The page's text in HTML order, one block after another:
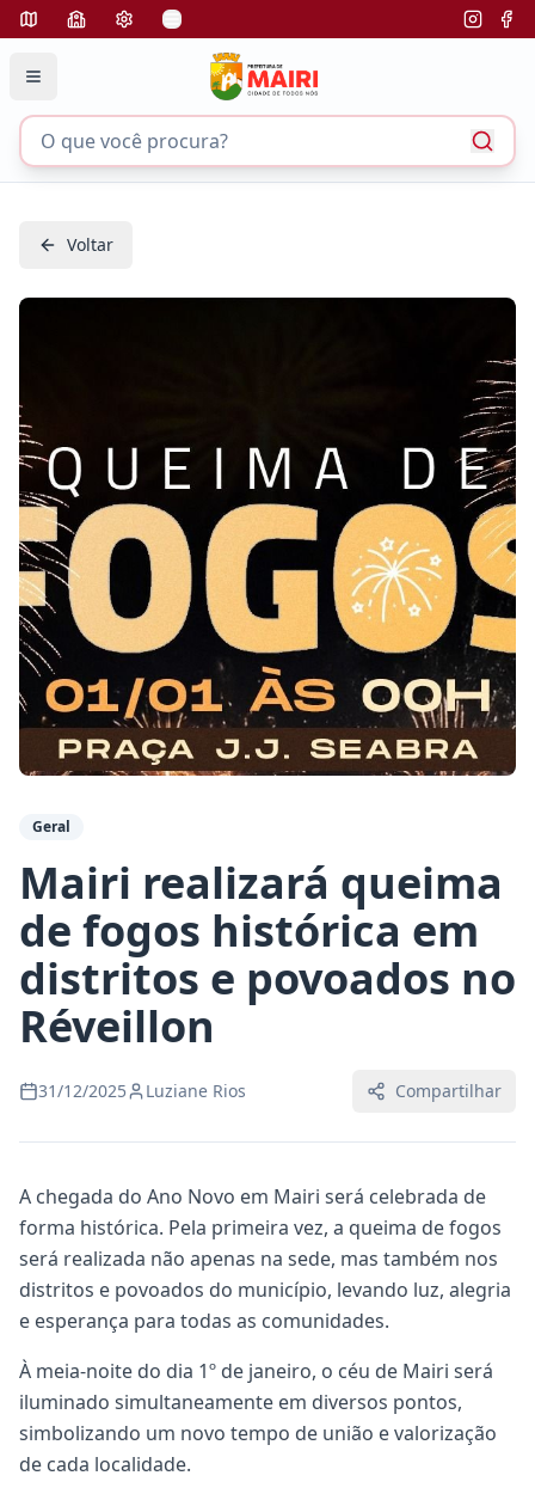
Voltar
Geral
Mairi realizará queima
de fogos histórica em
distritos e povoados no
Réveillon
31/12/2025 Luziane Rios Compartilhar
A chegada do Ano Novo em Mairi será celebrada de
forma histórica. Pela primeira vez, a queima de fogos
será realizada não apenas na sede, mas também nos
distritos e povoados do município, levando luz, alegria
e esperança para todas as comunidades.
À meia-noite do dia 1º de janeiro, o céu de Mairi será
iluminado simultaneamente em diversos pontos,
simbolizando um novo tempo de união e valorização
de cada localidade.